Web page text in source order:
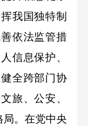
我国独特制
依法监管措
信息保护、
全跨部门协
旅、公安、
局。在党中央